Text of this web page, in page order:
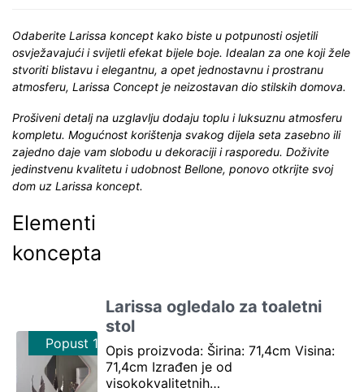
Odaberite Larissa koncept kako biste u potpunosti osjetili
osvježavajući i svijetli efekat bijele boje. Idealan za one koji žele
stvoriti blistavu i elegantnu, a opet jednostavnu i prostranu
atmosferu, Larissa Concept je neizostavan dio stilskih domova.
Prošiveni detalj na uzglavlju dodaju toplu i luksuznu atmosferu
kompletu. Mogućnost korištenja svakog dijela seta zasebno ili
zajedno daje vam slobodu u dekoraciji i rasporedu. Doživite
jedinstvenu kvalitetu i udobnost Bellone, ponovo otkrijte svoj
dom uz Larissa koncept.
Elementi
koncepta
Popust 10%
Larissa ogledalo za toaletni
stol
Opis proizvoda: Širina: 71,4cm Visina:
71,4cm Izrađen je od
visokokvalitetnih…